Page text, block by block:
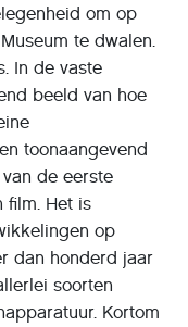
om op
te dwalen.
In de vaste
beeld van hoe
toonaangevend
de eerste
film. Het is
op
dan honderd jaar
soorten
Kortom